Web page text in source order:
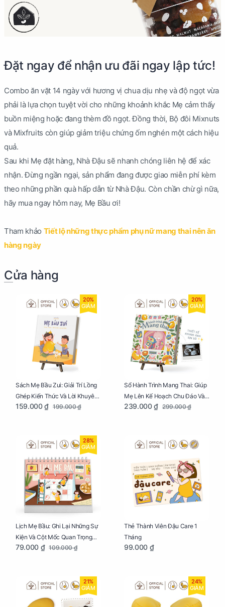
Đặt ngay để nhận ưu đãi ngay lập tức!
Combo ăn vặt 14 ngày với hương vị chua dịu nhẹ và độ ngọt vừa
phải là lựa chọn tuyệt vời cho những khoảnh khắc Mẹ cảm thấy
buồn miệng hoặc đang thèm đồ ngọt. Đồng thời, Bộ đôi Mixnuts
và Mixfruits còn giúp giảm triệu chứng ốm nghén một cách hiệu
quả.
Sau khi Mẹ đặt hàng, Nhà Đậu sẽ nhanh chóng liên hệ để xác
nhận. Đừng ngần ngại, sản phẩm đang được giao miễn phí kèm
theo những phần quà hấp dẫn từ Nhà Đậu. Còn chần chừ gì nữa,
hãy mua ngay hôm nay, Mẹ Bầu ơi!
Tham khảo Tiết lộ những thực phẩm phụ nữ mang thai nên ăn
hàng ngày
Cửa hàng
20%
GIẢM
Sách Mẹ Bầu Zui: Giải Trí Lồng
Ghép Kiến Thức Và Lời Khuyên
Mang Thai Bổ Ích
159.000 ₫ 199.000 ₫
20%
GIẢM
Sổ Hành Trình Mang Thai: Giúp
Mẹ Lên Kế Hoạch Chu Đáo Và
Lưu Giữ Kỷ Niệm Mang Thai
239.000 ₫ 299.000 ₫
28%
GIẢM
Lịch Mẹ Bầu: Ghi Lại Những Sự
Kiện Và Cột Mốc Quan Trọng
Của Mẹ Và Bé
79.000 ₫ 109.000 ₫
Thẻ Thành Viên Đậu Care 1
Tháng
99.000 ₫
21%
GIẢM
24%
GIẢM